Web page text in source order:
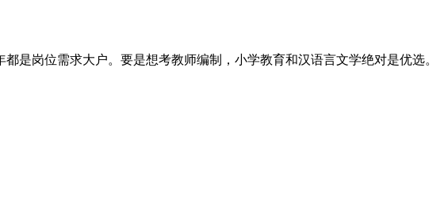
是岗位需求大户。要是想考教师编制，小学教育和汉语言文学绝对是优选。